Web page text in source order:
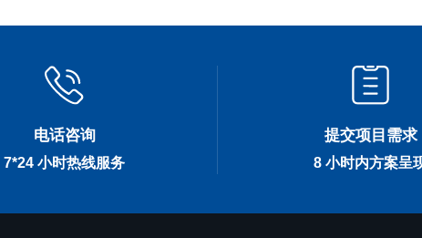
电话咨询
7*24 小时热线服务
提交项目需求
8 小时内方案呈